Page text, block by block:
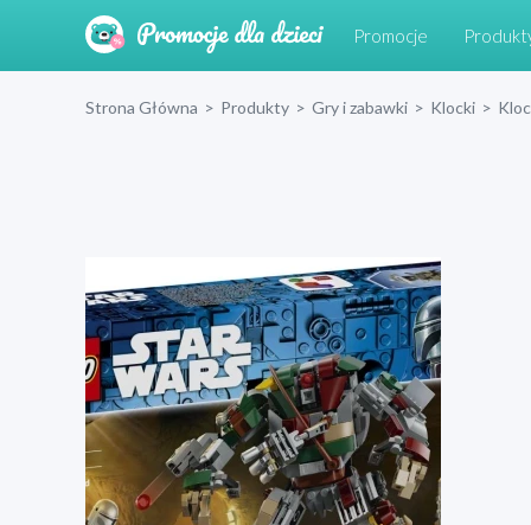
Promocje
Strona Główna > Produkty > Gry i zabawki > Klocki >